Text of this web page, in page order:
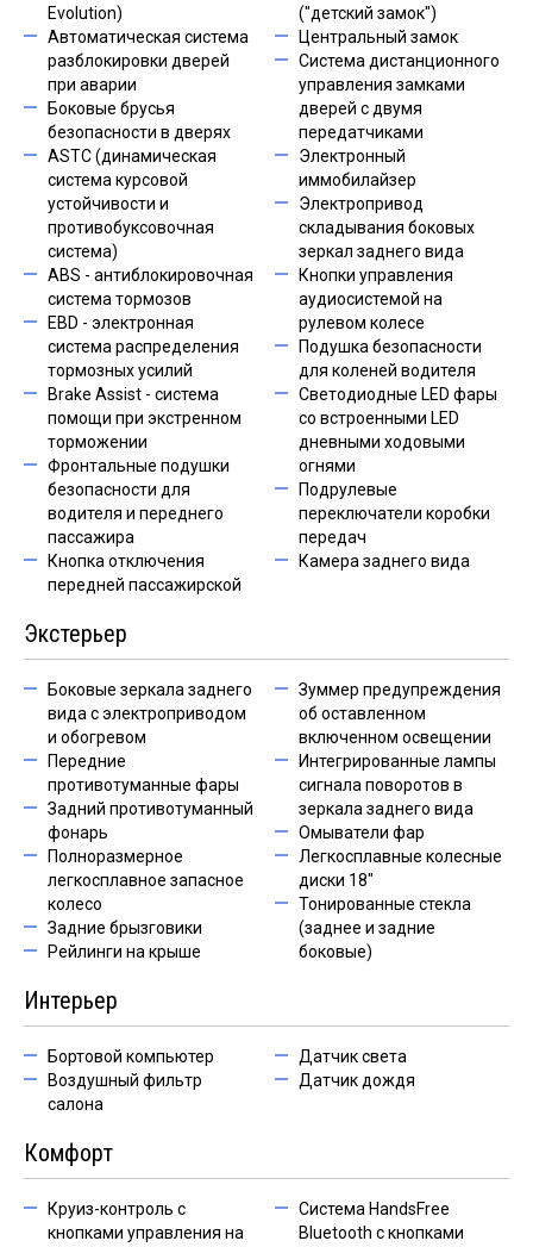
Evolution)
Автоматическая система
разблокировки дверей
при аварии
Боковые брусья
безопасности в дверях
ASTC (динамическая
система курсовой
устойчивости и
противобуксовочная
система)
ABS - антиблокировочная
система тормозов
EBD - электронная
система распределения
тормозных усилий
Brake Assist - система
помощи при экстренном
торможении
Фронтальные подушки
безопасности для
водителя и переднего
пассажира
Кнопка отключения
передней пассажирской
("детский замок")
Центральный замок
Cистема дистанционного
управления замками
дверей с двумя
передатчиками
Электронный
иммобилайзер
Электропривод
складывания боковых
зеркал заднего вида
Кнопки управления
аудиосистемой на
рулевом колесе
Подушка безопасности
для коленей водителя
Светодиодные LED фары
со встроенными LED
дневными ходовыми
огнями
Подрулевые
переключатели коробки
передач
Камера заднего вида
Экстерьер
Боковые зеркала заднего
вида с электроприводом
и обогревом
Передние
противотуманные фары
Задний противотуманный
фонарь
Полноразмерное
легкосплавное запасное
колесо
Задние брызговики
Рейлинги на крыше
Зуммер предупреждения
об оставленном
включенном освещении
Интегрированные лампы
сигнала поворотов в
зеркала заднего вида
Омыватели фар
Легкосплавные колесные
диски 18"
Тонированные стекла
(заднее и задние
боковые)
Интерьер
Бортовой компьютер
Воздушный фильтр
салона
Датчик света
Датчик дождя
Комфорт
Круиз-контроль с
кнопками управления на
Система HandsFree
Bluetooth с кнопками